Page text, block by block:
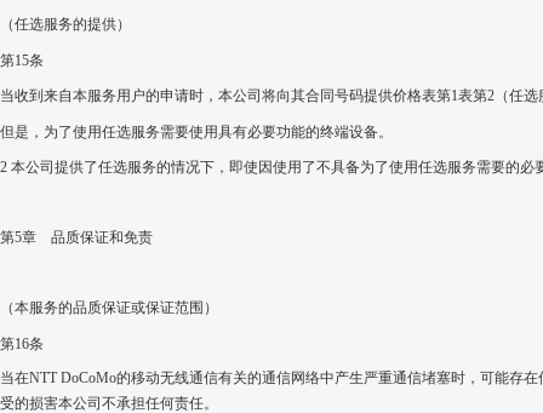
（任选服务的提供）
第15条
当收到来自本服务用 户的申请时，本公司将向其合同号码提供价格表第1表第2 （任
但是，为了使用任选服务需要使用具有必要功能的终端设备。
2 本公司提供了任选服务的情况下，即使因使用了不具备为了使用任选服务需要的必
第5章 品质保证和免责
（本服务的品质保证或保证范围）
第16条
当在NTT DoCoMo的移动无线通信有关的通信网络中产生严重通信堵塞时 ，可能存在
受的损害本公司不承担任何责任。